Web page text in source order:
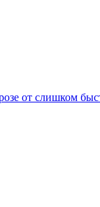
от слишком